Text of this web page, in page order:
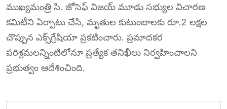
ముఖ్యమంత్రి సి. జోసెఫ్ విజయ్ మూడు సభ్యుల విచారణ
కమిటీని ఏర్పాటు చేసి, మృతుల కుటుంబాలకు రూ.2 లక్షల
చొప్పున ఎక్స్‌గ్రేషియా ప్రకటించారు. ప్రమాదకర
పరిశ్రమలన్నింటిలోనూ ప్రత్యేక తనిఖీలు నిర్వహించాలని
ప్రభుత్వం ఆదేశించింది.